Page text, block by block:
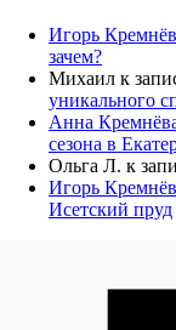
Игорь Кремнёв
зачем?
Михаил к
уникального
Анна
сезона в
Ольга Л. к
Игорь Кремнёв
Исетский пруд